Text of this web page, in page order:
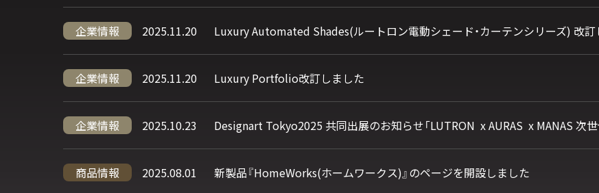
企業情報 2025.11.20 Luxury Automated Shades(ルートロン電動シェード・カーテンシリーズ) 改訂
企業情報 2025.11.20 Luxury Portfolio改訂しました
企業情報 2025.10.23 Designart Tokyo2025 共同出展のお知らせ「LUTRON x AURAS x MANAS 次
商品情報 2025.08.01 新製品『HomeWorks(ホームワークス)』のページを開設しました